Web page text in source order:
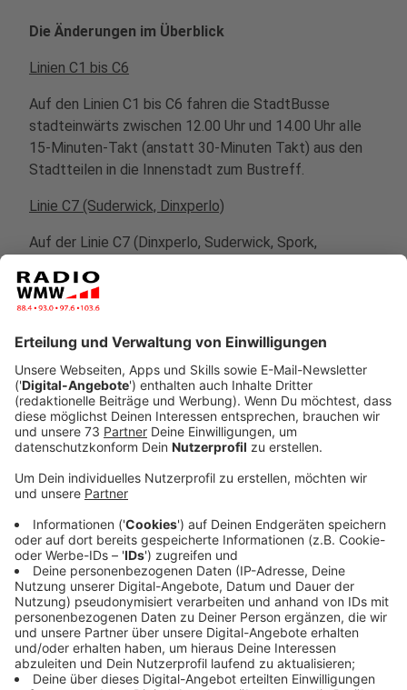
Die Änderungen im Überblick
Linien C1 bis C6
Auf den Linien C1 bis C6 fahren die StadtBusse
stadteinwärts zwischen 12.00 Uhr und 14.00 Uhr alle
15-Minuten-Takt (anstatt 30-Minuten Takt) aus den
Stadtteilen in die Innenstadt zum Bustreff.
Linie C7 (Suderwick, Dinxperlo)
Auf der Linie C7 (Dinxperlo, Suderwick, Spork,
und 13.51 Uhr alle 30 Minuten (statt 60-Minuten-Takt)
mit dem StadtBus stadteinwärts zum Bocholter
größerer Gelenkbus eingesetzt! Die letzte Fahrt
stadtauswärts ab Bustreff (vor der Betriebspause)
findet um 13.45 Uhr statt, die erste Fahrt nach der
Betriebspause aus Dinxperlo/Suderwick stadteinwärts
um 16.21 Uhr.
Linie C8 (Barlo)
zusätzlichen Fahrten) eingesetzt, um auch von dort
die Jecken in die Bocholter Innenstadt zu bringen.
Dieser verkehrt um 11.17 Uhr, 12.17 Uhr und 13.17 Uhr
direkt ab Barlo, Grenze in Fahrtrichtung Innenstadt.
Allerdings gibt es hier im Gegensatz zu den anderen
Linien keine zusätzlichen Fahrten. Die letzte Fahrt
stadtauswärts ab Bustreff (vor der Betriebspause)
findet um 13.45 Uhr statt, die erste Fahrt nach der